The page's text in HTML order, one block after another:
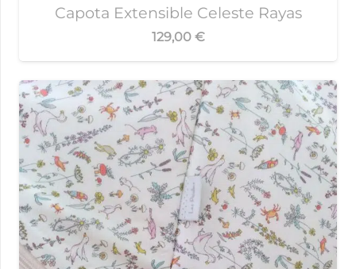
Capota Extensible Celeste Rayas
129,00 €